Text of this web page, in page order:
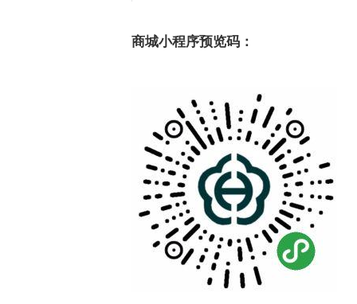
商城小程序预览码：